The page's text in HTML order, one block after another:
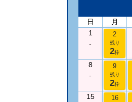
日
月
1
-
2
残り
2枠
8
-
9
残り
2枠
15
16